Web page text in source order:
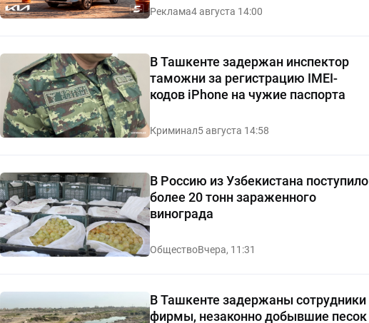
Реклама4 августа 14:00
В Ташкенте задержан инспектор
таможни за регистрацию IMEI-
кодов iPhone на чужие паспорта
Криминал5 августа 14:58
В Россию из Узбекистана поступило
более 20 тонн зараженного
винограда
ОбществоВчера, 11:31
В Ташкенте задержаны сотрудники
фирмы, незаконно добывшие песок